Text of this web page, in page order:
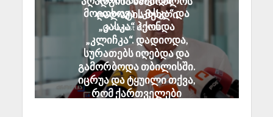
ღალატის მუხლი
August 8, 2026
მოითხოვა „კასკა“ და
„კასკა“ ჰქონდა
„კლიჩკა“. დადიოდა,
სურათებს იღებდა და
გამორბოდა თბილისში.
იცრუა და ტყუილი თქვა,
რომ ქართველები